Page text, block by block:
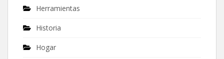
Herramientas
Historia
Hogar